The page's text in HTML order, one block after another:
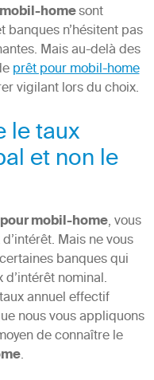
homesont
n’hésitent pas
Mais au-delà des
prêt pour mobil-home
vigilant lors du choix.
le taux
et non le
mobil-home, vous
Mais ne vous
banques qui
nominal.
annuel effectif
nous vous appliquons
de connaître le
.